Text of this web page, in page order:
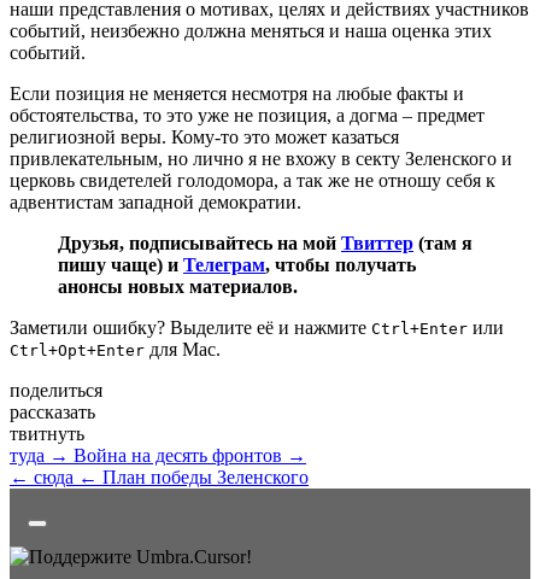
наши представления о мотивах, целях и действиях участников
событий, неизбежно должна меняться и наша оценка этих
событий.
Если позиция не меняется несмотря на любые факты и
обстоятельства, то это уже не позиция, а догма – предмет
религиозной веры. Кому-то это может казаться
привлекательным, но лично я не вхожу в секту Зеленского и
церковь свидетелей голодомора, а так же не отношу себя к
адвентистам западной демократии.
Друзья, подписывайтесь на мой Твиттер (там я
пишу чаще) и Телеграм, чтобы получать
анонсы новых материалов.
Заметили ошибку? Выделите её и нажмите Ctrl+Enter или
Ctrl+Opt+Enter для Mac.
поделиться
рассказать
твитнуть
туда → Война на десять фронтов →
← сюда ← План победы Зеленского